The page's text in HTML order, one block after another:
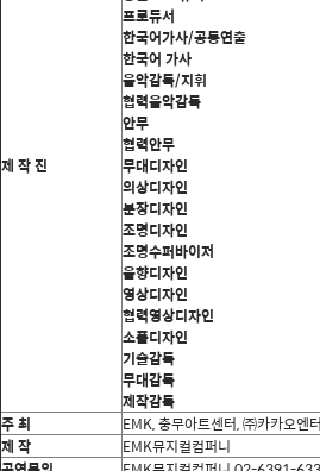
제 작 진
프로듀서
한국어가사/공동연출
한국어 가사
음악감독/지휘
협력음악감독
안무
협력안무
무대디자인
의상디자인
분장디자인
조명디자인
조명수퍼바이저
음향디자인
영상디자인
협력영상디자인
소품디자인
기술감독
무대감독
제작감독
주 최
EMK,충무아트센터,㈜카카오엔
제 작
EMK뮤지컬컴퍼니